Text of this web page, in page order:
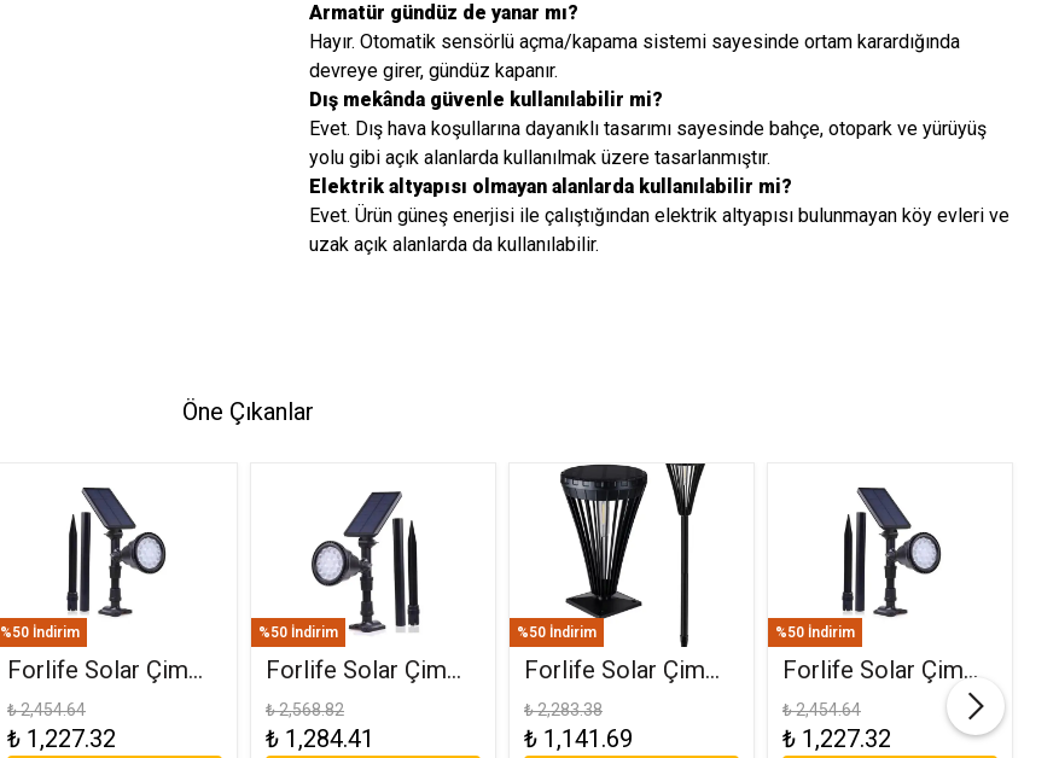
Armatür gündüz de yanar mı?
Hayır. Otomatik sensörlü açma/kapama sistemi sayesinde ortam karardığında
devreye girer, gündüz kapanır.
Dış mekânda güvenle kullanılabilir mi?
Evet. Dış hava koşullarına dayanıklı tasarımı sayesinde bahçe, otopark ve yürüyüş
yolu gibi açık alanlarda kullanılmak üzere tasarlanmıştır.
Elektrik altyapısı olmayan alanlarda kullanılabilir mi?
Evet. Ürün güneş enerjisi ile çalıştığından elektrik altyapısı bulunmayan köy evleri ve
uzak açık alanlarda da kullanılabilir.
Öne Çıkanlar
%50 İndirim
Forlife Solar Çim
Saplama 30W
Amber FL-3121
₺ 2,454.64
₺ 1,227.32
%50 İndirim
Forlife Solar Çim
Armatürü 30W RGB
FL-3121 R
₺ 2,568.82
₺ 1,284.41
%50 İndirim
Forlife Solar Çim
Ve Set Üstü
Armatür 15W FL-
₺ 2,283.38
₺ 1,141.69
%50 İndirim
Forlife Solar Çim
Saplama 30W Yeşil
FL-3121
₺ 2,454.64
₺ 1,227.32